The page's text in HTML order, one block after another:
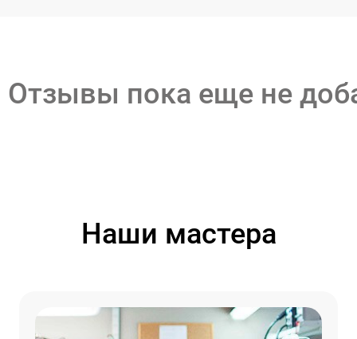
Отзывы пока еще не
Наши мастера